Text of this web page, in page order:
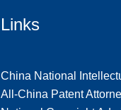
Links
China National
All-China Patent